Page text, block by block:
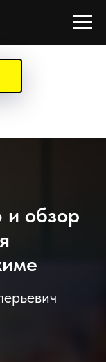
обзор